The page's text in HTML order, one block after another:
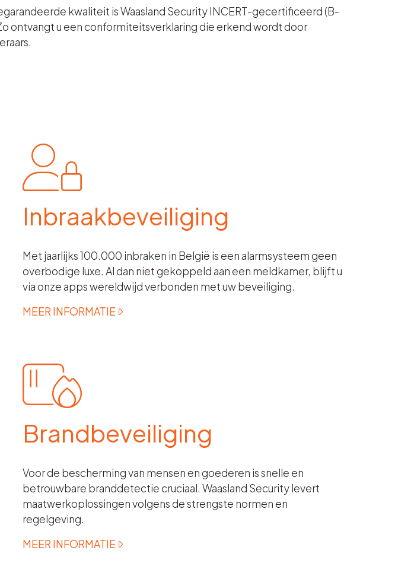
kwaliteit is Waasland Security INCERT-gecertificeerd (B-
ontvangt u een conformiteitsverklaring die erkend wordt door
Inbraakbeveiliging
Met jaarlijks 100.000 inbraken in België is een alarmsysteem geen
overbodige luxe. Al dan niet gekoppeld aan een meldkamer, blijft u
via onze apps wereldwijd verbonden met uw beveiliging.
MEER INFORMATIE
Brandbeveiliging
Voor de bescherming van mensen en goederen is snelle en
betrouwbare branddetectie cruciaal. Waasland Security levert
maatwerkoplossingen volgens de strengste normen en
regelgeving.
MEER INFORMATIE